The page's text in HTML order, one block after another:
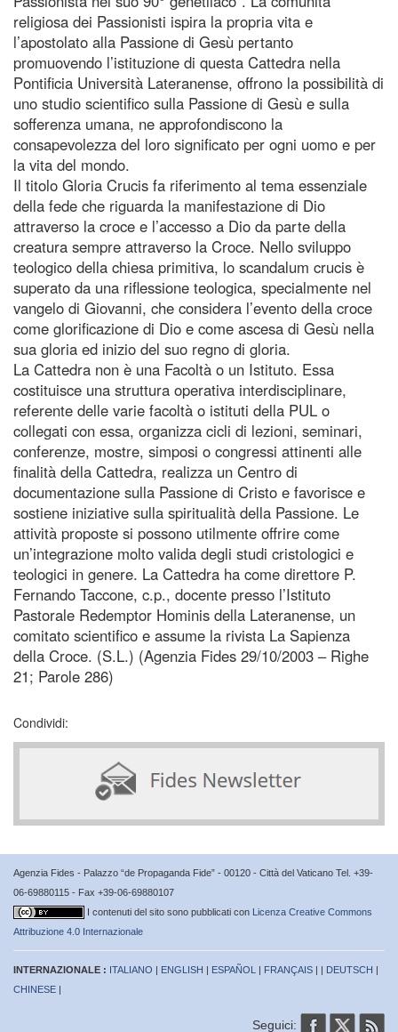
religiosa dei Passionisti ispira la propria vita e
l’apostolato alla Passione di Gesù pertanto
promuovendo l’istituzione di questa Cattedra nella
Pontificia Università Lateranense, offrono la possibilità di
uno studio scientifico sulla Passione di Gesù e sulla
sofferenza umana, ne approfondiscono la
consapevolezza del loro significato per ogni uomo e per
la vita del mondo.
Il titolo Gloria Crucis fa riferimento al tema essenziale
della fede che riguarda la manifestazione di Dio
attraverso la croce e l’accesso a Dio da parte della
creatura sempre attraverso la Croce. Nello sviluppo
teologico della chiesa primitiva, lo scandalum crucis è
superato da una riflessione teologica, specialmente nel
vangelo di Giovanni, che considera l’evento della croce
come glorificazione di Dio e come ascesa di Gesù nella
sua gloria ed inizio del suo regno di gloria.
La Cattedra non è una Facoltà o un Istituto. Essa
costituisce una struttura operativa interdisciplinare,
referente delle varie facoltà o istituti della PUL o
collegati con essa, organizza cicli di lezioni, seminari,
conferenze, mostre, simposi o congressi attinenti alle
finalità della Cattedra, realizza un Centro di
documentazione sulla Passione di Cristo e favorisce e
sostiene iniziative sulla spiritualità della Passione. Le
attività proposte si possono utilmente offrire come
un’integrazione molto valida degli studi cristologici e
teologici in genere. La Cattedra ha come direttore P.
Fernando Taccone, c.p., docente presso l’Istituto
Pastorale Redemptor Hominis della Lateranense, un
comitato scientifico e assume la rivista La Sapienza
della Croce. (S.L.) (Agenzia Fides 29/10/2003 – Righe
21; Parole 286)
Condividi:
Agenzia Fides - Palazzo “de Propaganda Fide” - 00120 - Città del Vaticano Tel. +39-
06-69880115 - Fax +39-06-69880107
I contenuti del sito sono pubblicati con Licenza Creative Commons
Attribuzione 4.0 Internazionale
INTERNAZIONALE : ITALIANO | ENGLISH | ESPAÑOL | FRANÇAIS | | DEUTSCH |
CHINESE |
Seguici: